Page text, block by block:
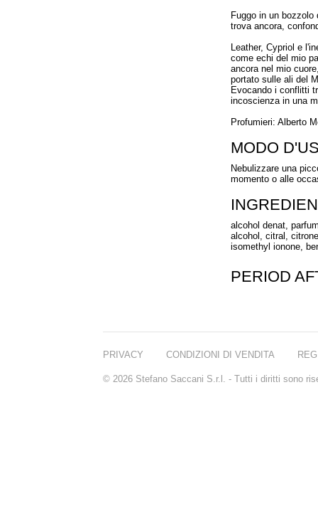
Fuggo in un bozzolo
trova ancora,
Leather, Cypriol e
come echi del mio
ancora nel mio
portato sulle ali del
Evocando i conflitti
incoscienza in una
Profumieri: Alberto
MODO
Nebulizzare una
momento o alle
alcohol denat,
alcohol, citral,
isomethyl ionone,
PERIOD
PRIVACY CONDIZIONI DI VENDITA
© 2026 Stefano Saccani S.r.l. - Tutti i diritti sono